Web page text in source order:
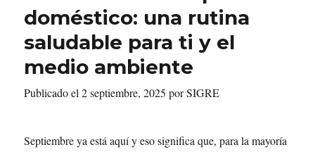
doméstico: una rutina
saludable para ti y el
medio ambiente
Publicado el 2 septiembre, 2025 por SIGRE
Septiembre ya está aquí y eso significa que, para la mayoría